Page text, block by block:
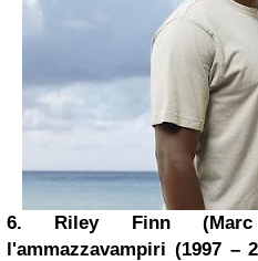
6. Riley Finn
l'ammazzavampiri (1997 –